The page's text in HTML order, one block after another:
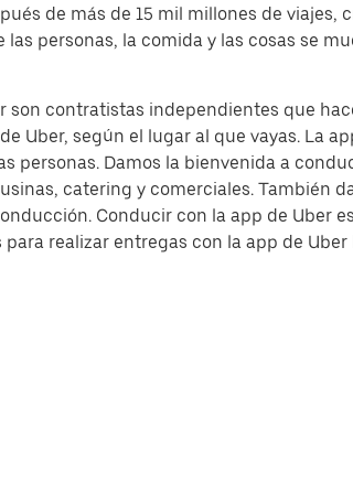
de más de 15 mil millones de
personas, la comida y las cosas se
son contratistas independientes que
Uber, según el lugar al que vayas. La
personas. Damos la bienvenida a
catering y comerciales. También
Conducir con la app de Uber
realizar entregas con la app de Uber